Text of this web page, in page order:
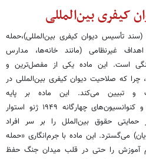
تأسیس دیوان کیفری بین‌المللی)،حمله
غیرنظامی (مانند خانه‌ها، مدارس
است. این ماده یکی از مفصل‌ترین و
که صلاحیت دیوان کیفری بین‌المللی در
و تبیین می‌کند. این ماده بر پایه
کنوانسیون‌های ۱۸۹۹ و ۱۹۰۷ لاهه و کنوانسیون‌های چهارگانه ۱۹۴۹ ژنو استوار
حقوق بین‌الملل را بر سر افراد
می‌گسترد. این ماده با جرم‌انگاری «حمله
آموزش را حتی در قلب میدان جنگ حفظ